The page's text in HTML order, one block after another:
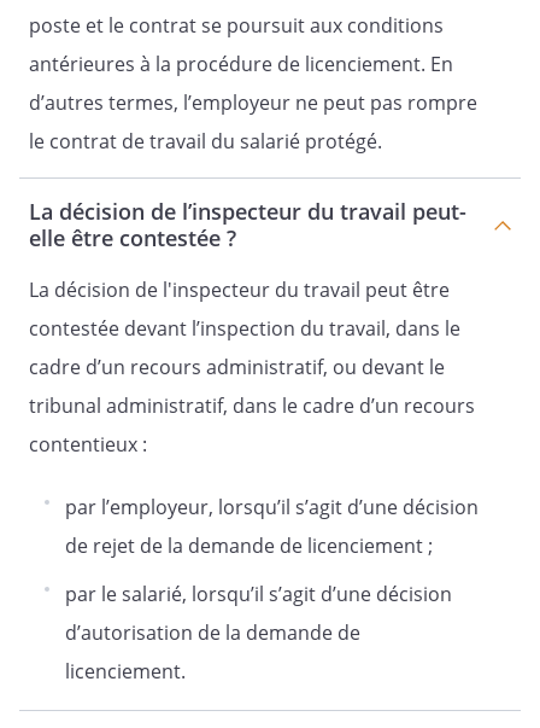
poste et le contrat se poursuit aux conditions
antérieures à la procédure de licenciement. En
d’autres termes, l’employeur ne peut pas rompre
le contrat de travail du salarié protégé.
La décision de l’inspecteur du travail peut-
elle être contestée ?
La décision de l'inspecteur du travail peut être
contestée devant l’inspection du travail, dans le
cadre d’un recours administratif, ou devant le
tribunal administratif, dans le cadre d’un recours
contentieux :
par l’employeur, lorsqu’il s’agit d’une décision
de rejet de la demande de licenciement ;
par le salarié, lorsqu’il s’agit d’une décision
d’autorisation de la demande de
licenciement.